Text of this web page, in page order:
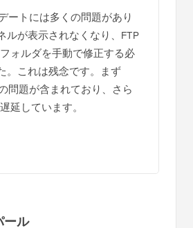
ートには多くの問題があり
ルが表示されなくなり、FTP
ォルダを手動で修正する必
。これは残念です。まず
問題が含まれており、さら
延しています。
ール